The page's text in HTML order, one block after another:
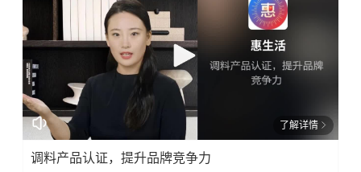
了解详情
调料产品认证，提升品牌竞争力